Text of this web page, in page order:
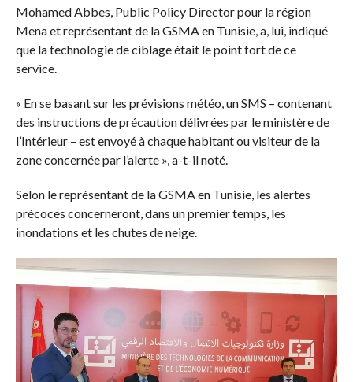
Mohamed Abbes, Public Policy Director pour la région
Mena et représentant de la GSMA en Tunisie, a, lui, indiqué
que la technologie de ciblage était le point fort de ce
service.
« En se basant sur les prévisions météo, un SMS – contenant
des instructions de précaution délivrées par le ministère de
l’Intérieur – est envoyé à chaque habitant ou visiteur de la
zone concernée par l’alerte », a-t-il noté.
Selon le représentant de la GSMA en Tunisie, les alertes
précoces concerneront, dans un premier temps, les
inondations et les chutes de neige.